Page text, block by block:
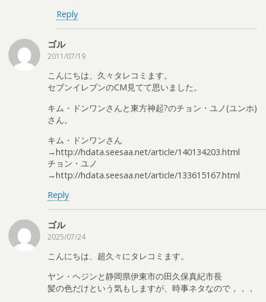
Reply
ゴル
2011/07/19
こんにちは、久々タレコミます。
セブンイレブンのCM見てて思いました。
キム・ドンワンさんと東方神起?のチョン・ユノ(ユンホ)
さん。
キム・ドンワンさん
→http://hdata.seesaa.net/article/140134203.html
チョン・ユノ
→http://hdata.seesaa.net/article/133615167.html
Reply
ゴル
2025/07/24
こんにちは、超久々にタレコミます。
ヤン・ヘジンと静岡県伊東市の田久保真紀市長
髪の色だけという気もしますが、時事ネタなので，，，